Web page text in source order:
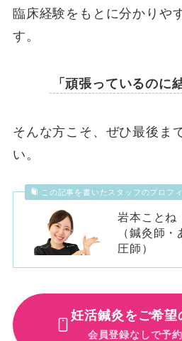
臨床経験をもとに分かりや
す。
「頑張っているのに
そんな方こそ、ぜひ最後ま
い。
この記事を書いたスタッフのプロフ
岩本ことね
（鍼灸師
圧師）
妊活鍼灸をご希望
会員登録なしで予